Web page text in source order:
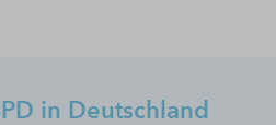
in Deutschland